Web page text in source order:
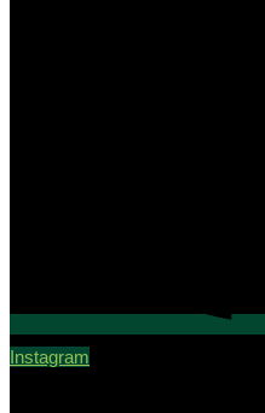
Instagram